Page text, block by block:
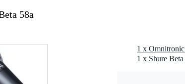
kg
x 40,0 x 40,0 cm
58a
1 x
1 x Shure